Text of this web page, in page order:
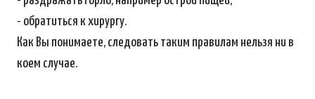
- обратиться к хирургу.
Как Вы понимаете, следовать таким правилам нельзя ни в
коем случае.